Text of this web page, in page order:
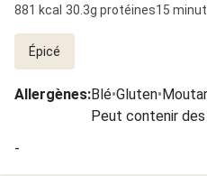
881 kcal 30.3g protéines15
Épicé
Allergènes:Blé•Gluten•
Peut contenir
-